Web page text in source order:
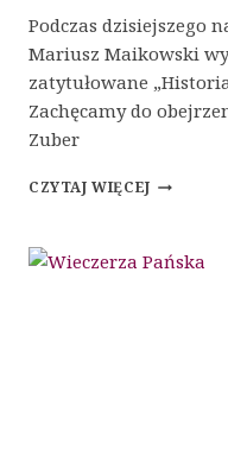
Podczas dzisiejszego
Mariusz Maikowski
zatytułowane
Zachęcamy do
Zuber
CZYTAJ WIĘCEJ